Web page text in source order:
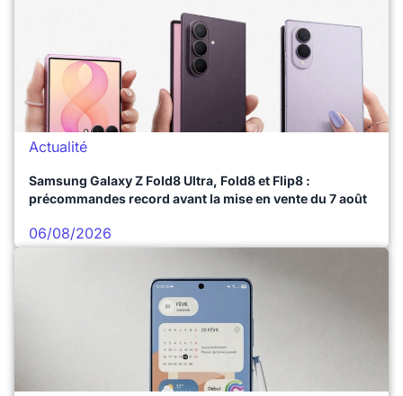
Actualité
Samsung Galaxy Z Fold8 Ultra, Fold8 et Flip8 :
précommandes record avant la mise en vente du 7 août
06/08/2026